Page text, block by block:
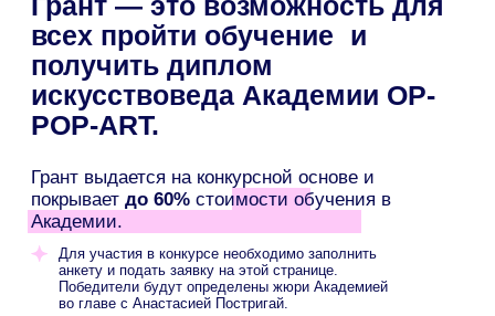
Грант оплачивает обучение
на академическом курсе
«Искусствоведение»
Хотите узнать больше о программе
обучения?Скачайте программу.
Скачать программу